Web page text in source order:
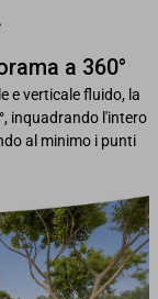
a 360°
e verticale fluido, la
inquadrando l'intero
al minimo i punti